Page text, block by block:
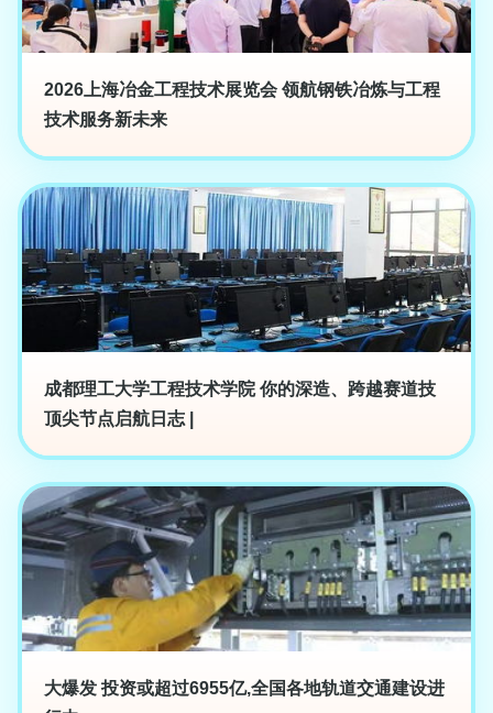
2026上海冶金工程技术展览会 领航钢铁冶炼与工程
技术服务新未来
成都理工大学工程技术学院 你的深造、跨越赛道技
顶尖节点启航日志 |
大爆发 投资或超过6955亿,全国各地轨道交通建设进